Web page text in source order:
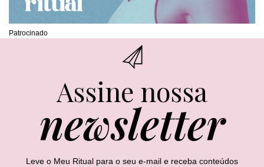
Patrocinado
Assine nossa
newsletter
Leve o Meu Ritual para o seu e-mail e receba conteúdos